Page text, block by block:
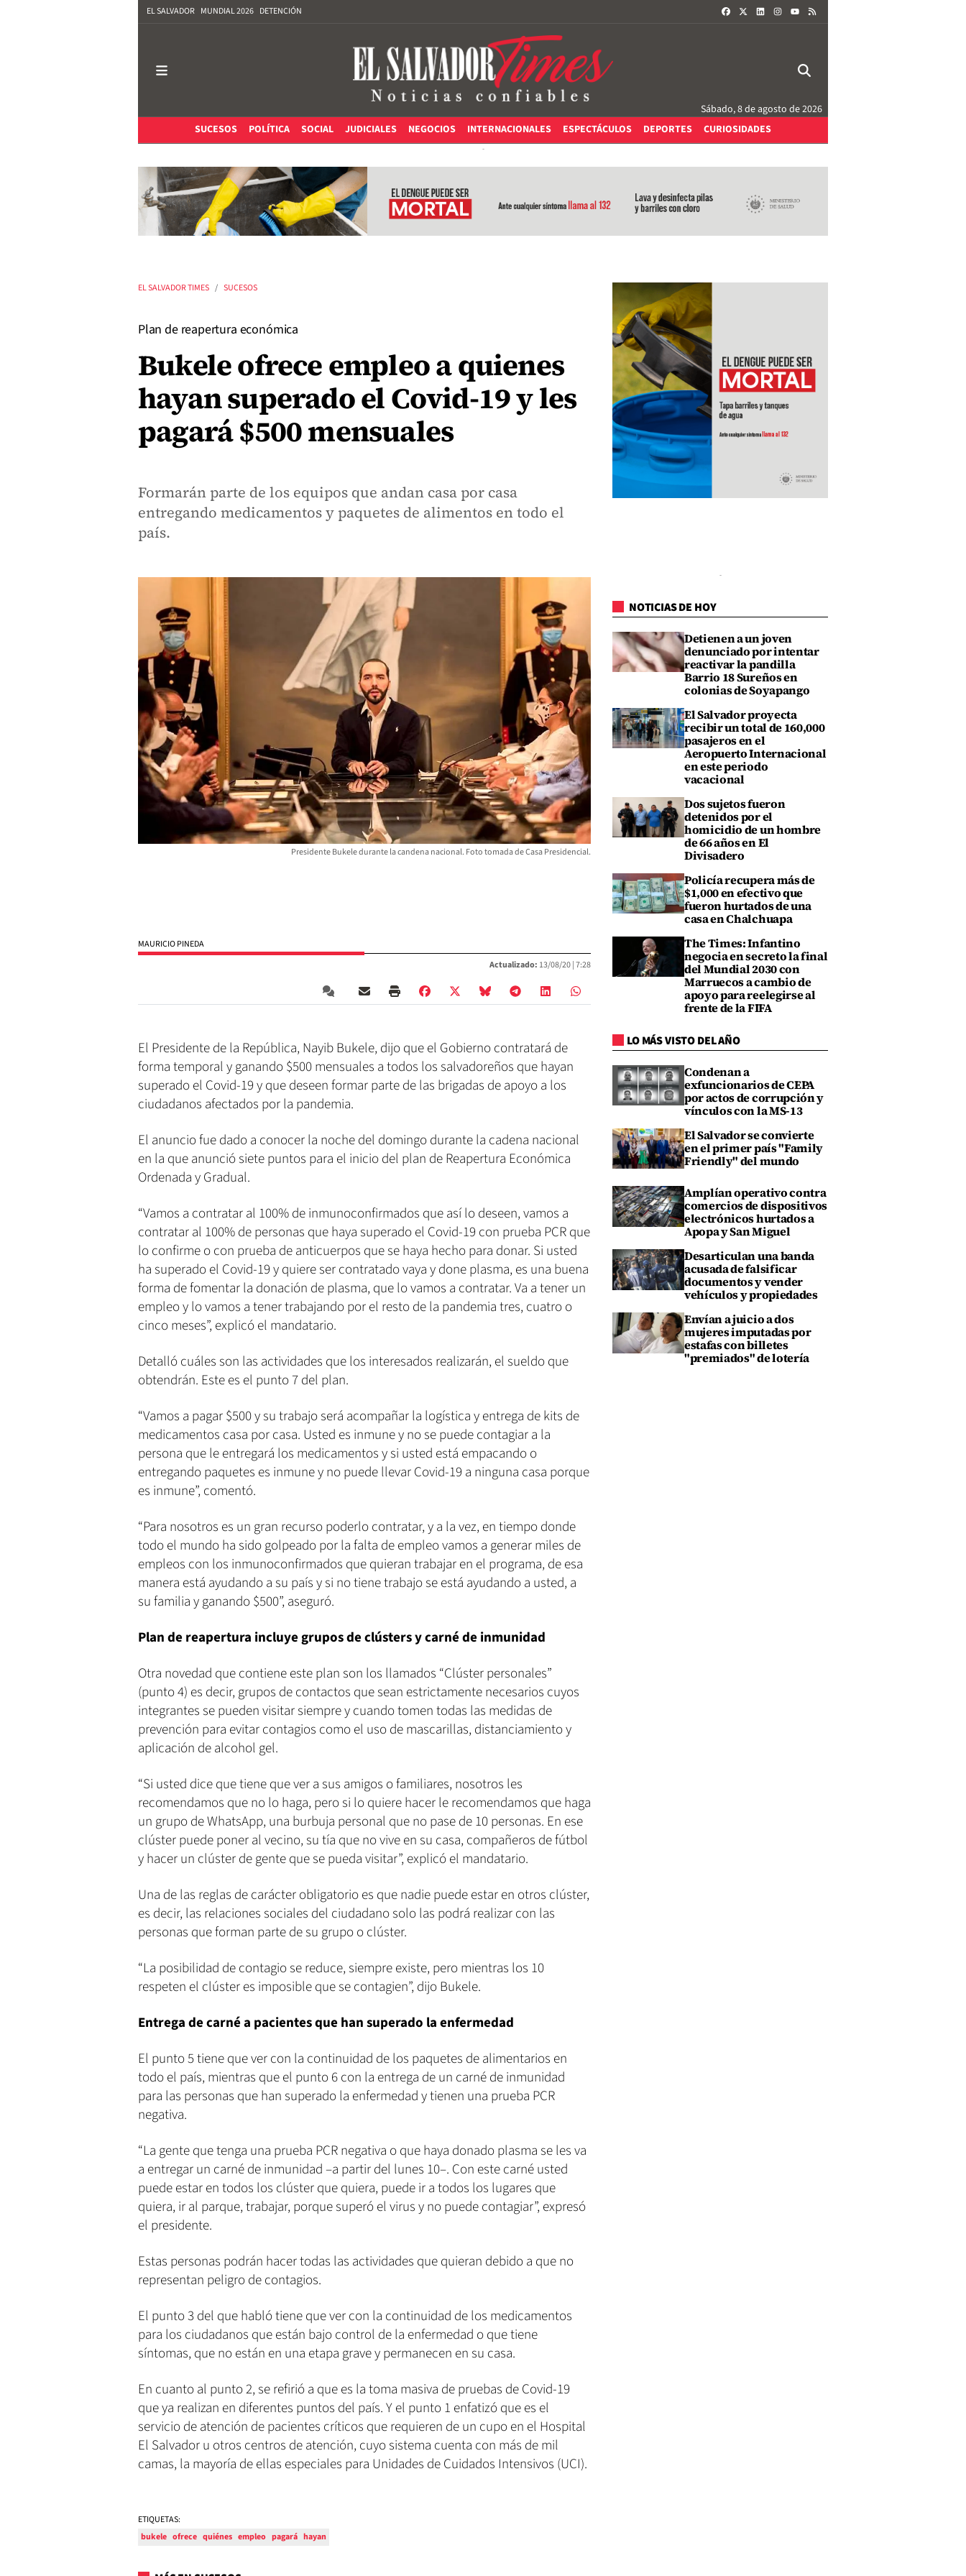
EL SALVADOR MUNDIAL 2026 DETENCIÓN FACEBOOKLINKEDININSTAGRAM
Sábado, 8 de agosto de 2026
SUCESOS
POLÍTICA SOCIAL JUDICIALES NEGOCIOS INTERNACIONALES ESPECTÁCULOS DEPORTES CURIOSIDADES
EL SALVADOR TIMES SUCESOS
Plan de reapertura económica
Bukele ofrece empleo a quienes
hayan superado el Covid-19 y les
pagará $500 mensuales
Formarán parte de los equipos que andan casa por casa
entregando medicamentos y paquetes de alimentos en todo el
país.
Presidente Bukele durante la candena nacional. Foto tomada de Casa Presidencial.
MAURICIO PINEDA
Actualizado: 13/08/20 |7:28
El Presidente de la República, Nayib Bukele, dijo que el Gobierno contratará de
forma temporal y ganando $500 mensuales a todos los salvadoreños que hayan
superado el Covid-19 y que deseen formar parte de las brigadas de apoyo a los
ciudadanos afectados por la pandemia.
El anuncio fue dado a conocer la noche del domingo durante la cadena nacional
en la que anunció siete puntos para el inicio del plan de Reapertura Económica
Ordenada y Gradual.
“Vamos a contratar al 100% de inmunoconfirmados que así lo deseen, vamos a
contratar al 100% de personas que haya superado el Covid-19 con prueba PCR que
lo confirme o con prueba de anticuerpos que se haya hecho para donar. Si usted
ha superado el Covid-19 y quiere ser contratado vaya y done plasma, es una buena
forma de fomentar la donación de plasma, que lo vamos a contratar. Va a tener un
empleo y lo vamos a tener trabajando por el resto de la pandemia tres, cuatro o
cinco meses”, explicó el mandatario.
Detalló cuáles son las actividades que los interesados realizarán, el sueldo que
obtendrán. Este es el punto 7 del plan.
“Vamos a pagar $500 y su trabajo será acompañar la logística y entrega de kits de
medicamentos casa por casa. Usted es inmune y no se puede contagiar a la
persona que le entregará los medicamentos y si usted está empacando o
entregando paquetes es inmune y no puede llevar Covid-19 a ninguna casa porque
es inmune”, comentó.
“Para nosotros es un gran recurso poderlo contratar, y a la vez, en tiempo donde
todo el mundo ha sido golpeado por la falta de empleo vamos a generar miles de
empleos con los inmunoconfirmados que quieran trabajar en el programa, de esa
manera está ayudando a su país y si no tiene trabajo se está ayudando a usted, a
su familia y ganando $500”, aseguró.
Plan de reapertura incluye grupos de clústers y carné de inmunidad
Otra novedad que contiene este plan son los llamados “Clúster personales”
(punto 4) es decir, grupos de contactos que sean estrictamente necesarios cuyos
integrantes se pueden visitar siempre y cuando tomen todas las medidas de
prevención para evitar contagios como el uso de mascarillas, distanciamiento y
aplicación de alcohol gel.
“Si usted dice que tiene que ver a sus amigos o familiares, nosotros les
recomendamos que no lo haga, pero si lo quiere hacer le recomendamos que haga
un grupo de WhatsApp, una burbuja personal que no pase de 10 personas. En ese
clúster puede poner al vecino, su tía que no vive en su casa, compañeros de fútbol
y hacer un clúster de gente que se pueda visitar”, explicó el mandatario.
Una de las reglas de carácter obligatorio es que nadie puede estar en otros clúster,
es decir, las relaciones sociales del ciudadano solo las podrá realizar con las
personas que forman parte de su grupo o clúster.
“La posibilidad de contagio se reduce, siempre existe, pero mientras los 10
respeten el clúster es imposible que se contagien”, dijo Bukele.
Entrega de carné a pacientes que han superado la enfermedad
El punto 5 tiene que ver con la continuidad de los paquetes de alimentarios en
todo el país, mientras que el punto 6 con la entrega de un carné de inmunidad
para las personas que han superado la enfermedad y tienen una prueba PCR
negativa.
“La gente que tenga una prueba PCR negativa o que haya donado plasma se les va
a entregar un carné de inmunidad –a partir del lunes 10–. Con este carné usted
puede estar en todos los clúster que quiera, puede ir a todos los lugares que
quiera, ir al parque, trabajar, porque superó el virus y no puede contagiar”, expresó
el presidente.
Estas personas podrán hacer todas las actividades que quieran debido a que no
representan peligro de contagios.
El punto 3 del que habló tiene que ver con la continuidad de los medicamentos
para los ciudadanos que están bajo control de la enfermedad o que tiene
síntomas, que no están en una etapa grave y permanecen en su casa.
En cuanto al punto 2, se refirió a que es la toma masiva de pruebas de Covid-19
que ya realizan en diferentes puntos del país. Y el punto 1 enfatizó que es el
servicio de atención de pacientes críticos que requieren de un cupo en el Hospital
El Salvador u otros centros de atención, cuyo sistema cuenta con más de mil
camas, la mayoría de ellas especiales para Unidades de Cuidados Intensivos (UCI).
ETIQUETAS:
bukele ofrece quiénes empleo pagará hayan
NOTICIAS DE HOY
Detienen a un joven
denunciado por intentar
reactivar la pandilla
Barrio 18 Sureños en
colonias de Soyapango
El Salvador proyecta
recibir un total de 160,000
pasajeros en el
Aeropuerto Internacional
en este periodo
vacacional
Dos sujetos fueron
detenidos por el
homicidio de un hombre
de 66 años en El
Divisadero
Policía recupera más de
$1,000 en efectivo que
fueron hurtados de una
casa en Chalchuapa
The Times: Infantino
negocia en secreto la final
del Mundial 2030 con
Marruecos a cambio de
apoyo para reelegirse al
frente de la FIFA
LO MÁS VISTO DEL AÑO
Condenan a
exfuncionarios de CEPA
por actos de corrupción y
vínculos con la MS-13
El Salvador se convierte
en el primer país "Family
Friendly" del mundo
Amplían operativo contra
comercios de dispositivos
electrónicos hurtados a
Apopa y San Miguel
Desarticulan una banda
acusada de falsificar
documentos y vender
vehículos y propiedades
Envían a juicio a dos
mujeres imputadas por
estafas con billetes
"premiados" de lotería